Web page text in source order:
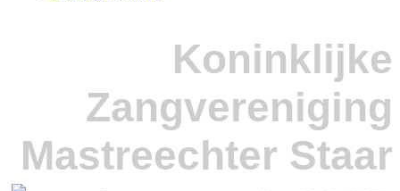
Koninklijke
Zangvereniging
Mastreechter Staar